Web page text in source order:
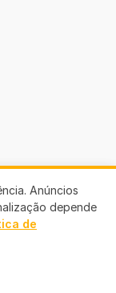
Anúncios
depende
de